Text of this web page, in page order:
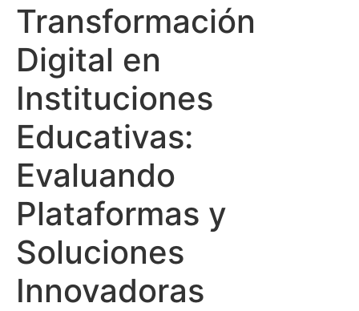
Transformación
Digital en
Instituciones
Educativas:
Evaluando
Plataformas y
Soluciones
Innovadoras